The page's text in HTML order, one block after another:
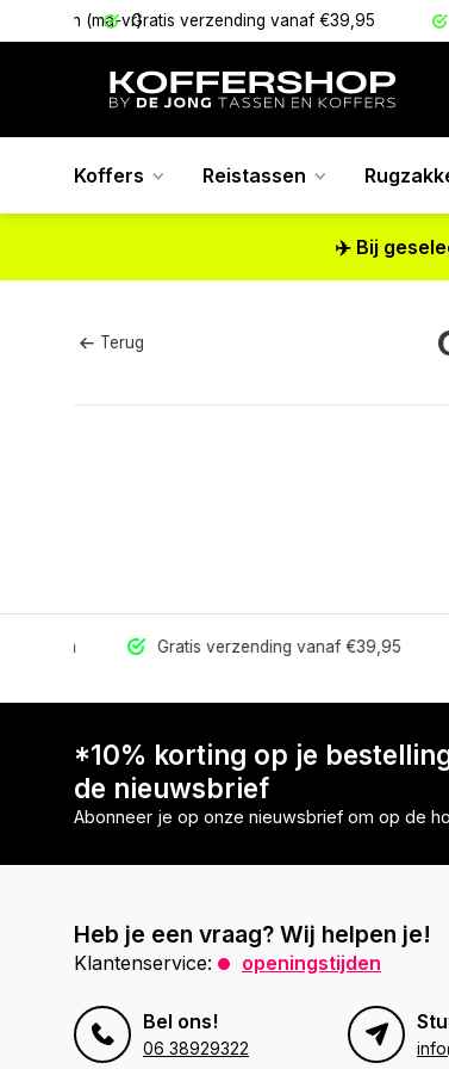
(ma-vr)Gratis verzending vanaf €39,95
Koffers Reistassen
✈️ Bij
Terug
Gratis verzending vanaf €39,95
*10% korting op je
de nieuwsbrief
Abonneer je op onze nieuwsbrief om op de
Heb je een vraag? Wij helpen je!
Klantenservice: openingstijden
Bel ons!
06 38929322